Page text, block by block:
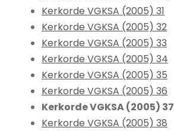
Kerkorde VGKSA (2005) 31
Kerkorde VGKSA (2005) 32
Kerkorde VGKSA (2005) 33
Kerkorde VGKSA (2005) 34
Kerkorde VGKSA (2005) 35
Kerkorde VGKSA (2005) 36
Kerkorde VGKSA (2005) 37
Kerkorde VGKSA (2005) 38